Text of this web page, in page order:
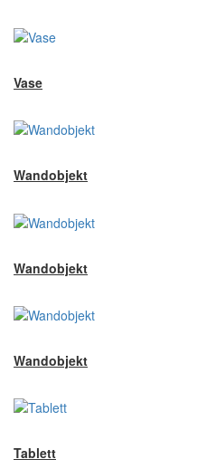
Vase
Wandobjekt
Wandobjekt
Wandobjekt
Tablett